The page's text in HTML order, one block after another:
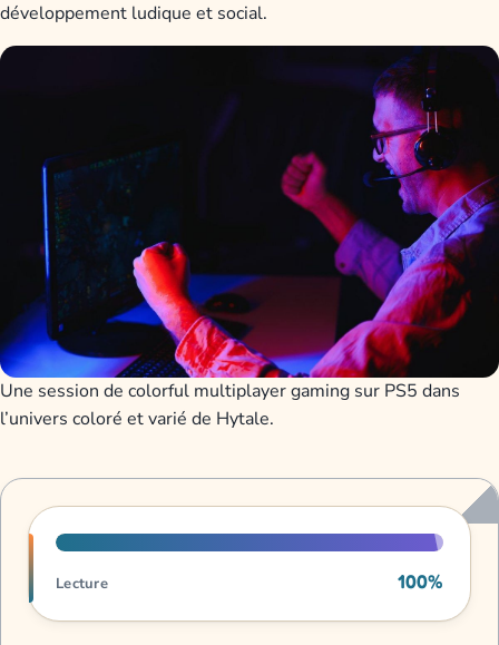
développement ludique et social.
Une session de colorful multiplayer gaming sur PS5 dans
l’univers coloré et varié de Hytale.
Progression de lecture
Lecture 100%